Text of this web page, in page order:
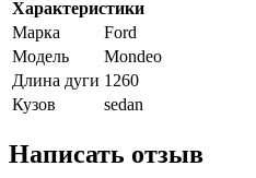
Характеристики
Марка
Ford
Модель
Mondeo
Длина дуги 1260
Кузов
sedan
Написать отзыв